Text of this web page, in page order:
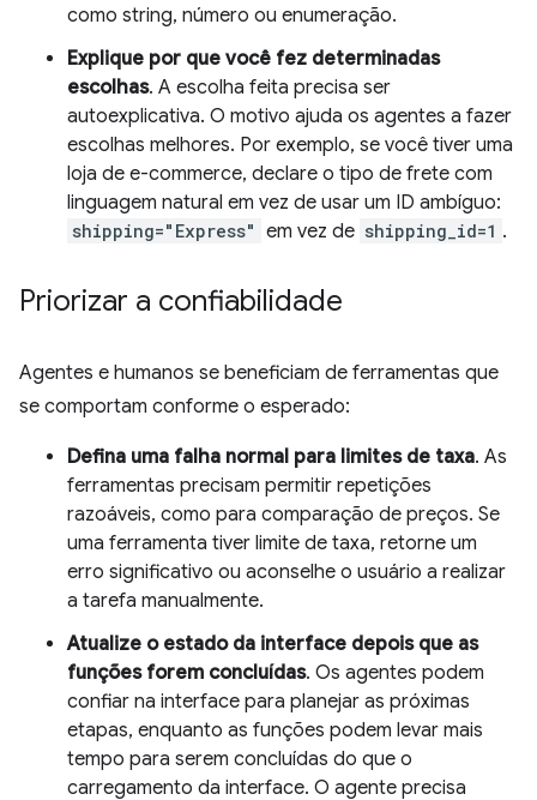
como string, número ou enumeração.
Explique por que você fez determinadas
escolhas. A escolha feita precisa ser
autoexplicativa. O motivo ajuda os agentes a fazer
escolhas melhores. Por exemplo, se você tiver uma
loja de e-commerce, declare o tipo de frete com
linguagem natural em vez de usar um ID ambíguo:
shipping="Express" em vez de shipping_id=1 .
Priorizar a confiabilidade
Agentes e humanos se beneficiam de ferramentas que
se comportam conforme o esperado:
Defina uma falha normal para limites de taxa. As
ferramentas precisam permitir repetições
razoáveis, como para comparação de preços. Se
uma ferramenta tiver limite de taxa, retorne um
erro significativo ou aconselhe o usuário a realizar
a tarefa manualmente.
Atualize o estado da interface depois que as
funções forem concluídas. Os agentes podem
confiar na interface para planejar as próximas
etapas, enquanto as funções podem levar mais
tempo para serem concluídas do que o
carregamento da interface. O agente precisa